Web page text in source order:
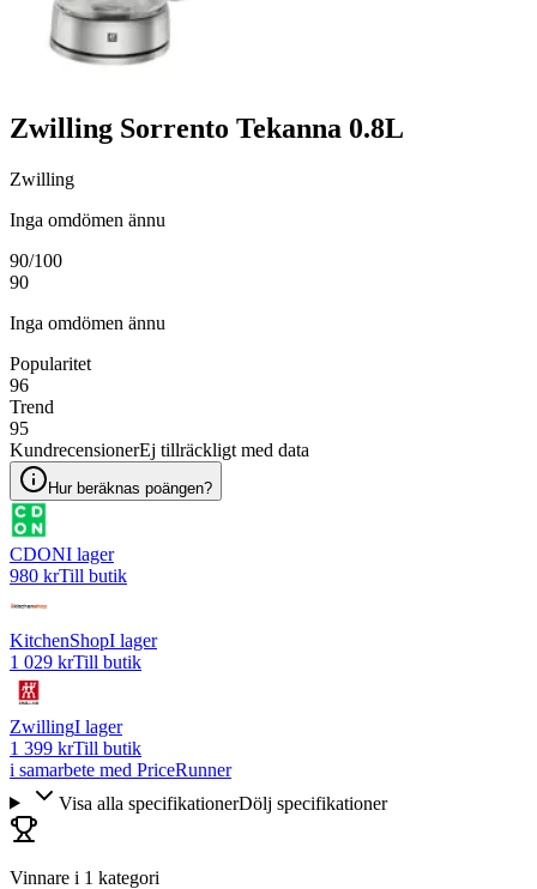
Zwilling Sorrento Tekanna 0.8L
Zwilling
Inga omdömen ännu
90/100
90
Inga omdömen ännu
Popularitet
96
Trend
95
KundrecensionerEj tillräckligt med data
Hur beräknas poängen?
CDONI lager
980 krTill butik
KitchenShopI lager
1 029 krTill butik
ZwillingI lager
1 399 krTill butik
i samarbete med PriceRunner
Visa alla specifikationerDölj specifikationer
Vinnare i 1 kategori